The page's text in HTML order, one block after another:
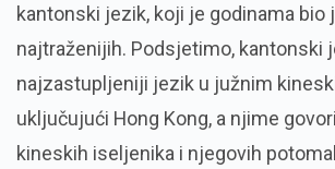
kantonski jezik, koji je godinama bio
najtraženijih. Podsjetimo, kantonski
najzastupljeniji jezik u južnim
uključujući Hong Kong, a njime
kineskih iseljenika i njegovih